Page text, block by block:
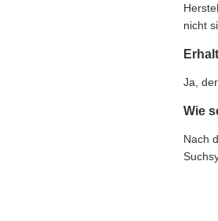
nicht
Ja,
Wie
Nach